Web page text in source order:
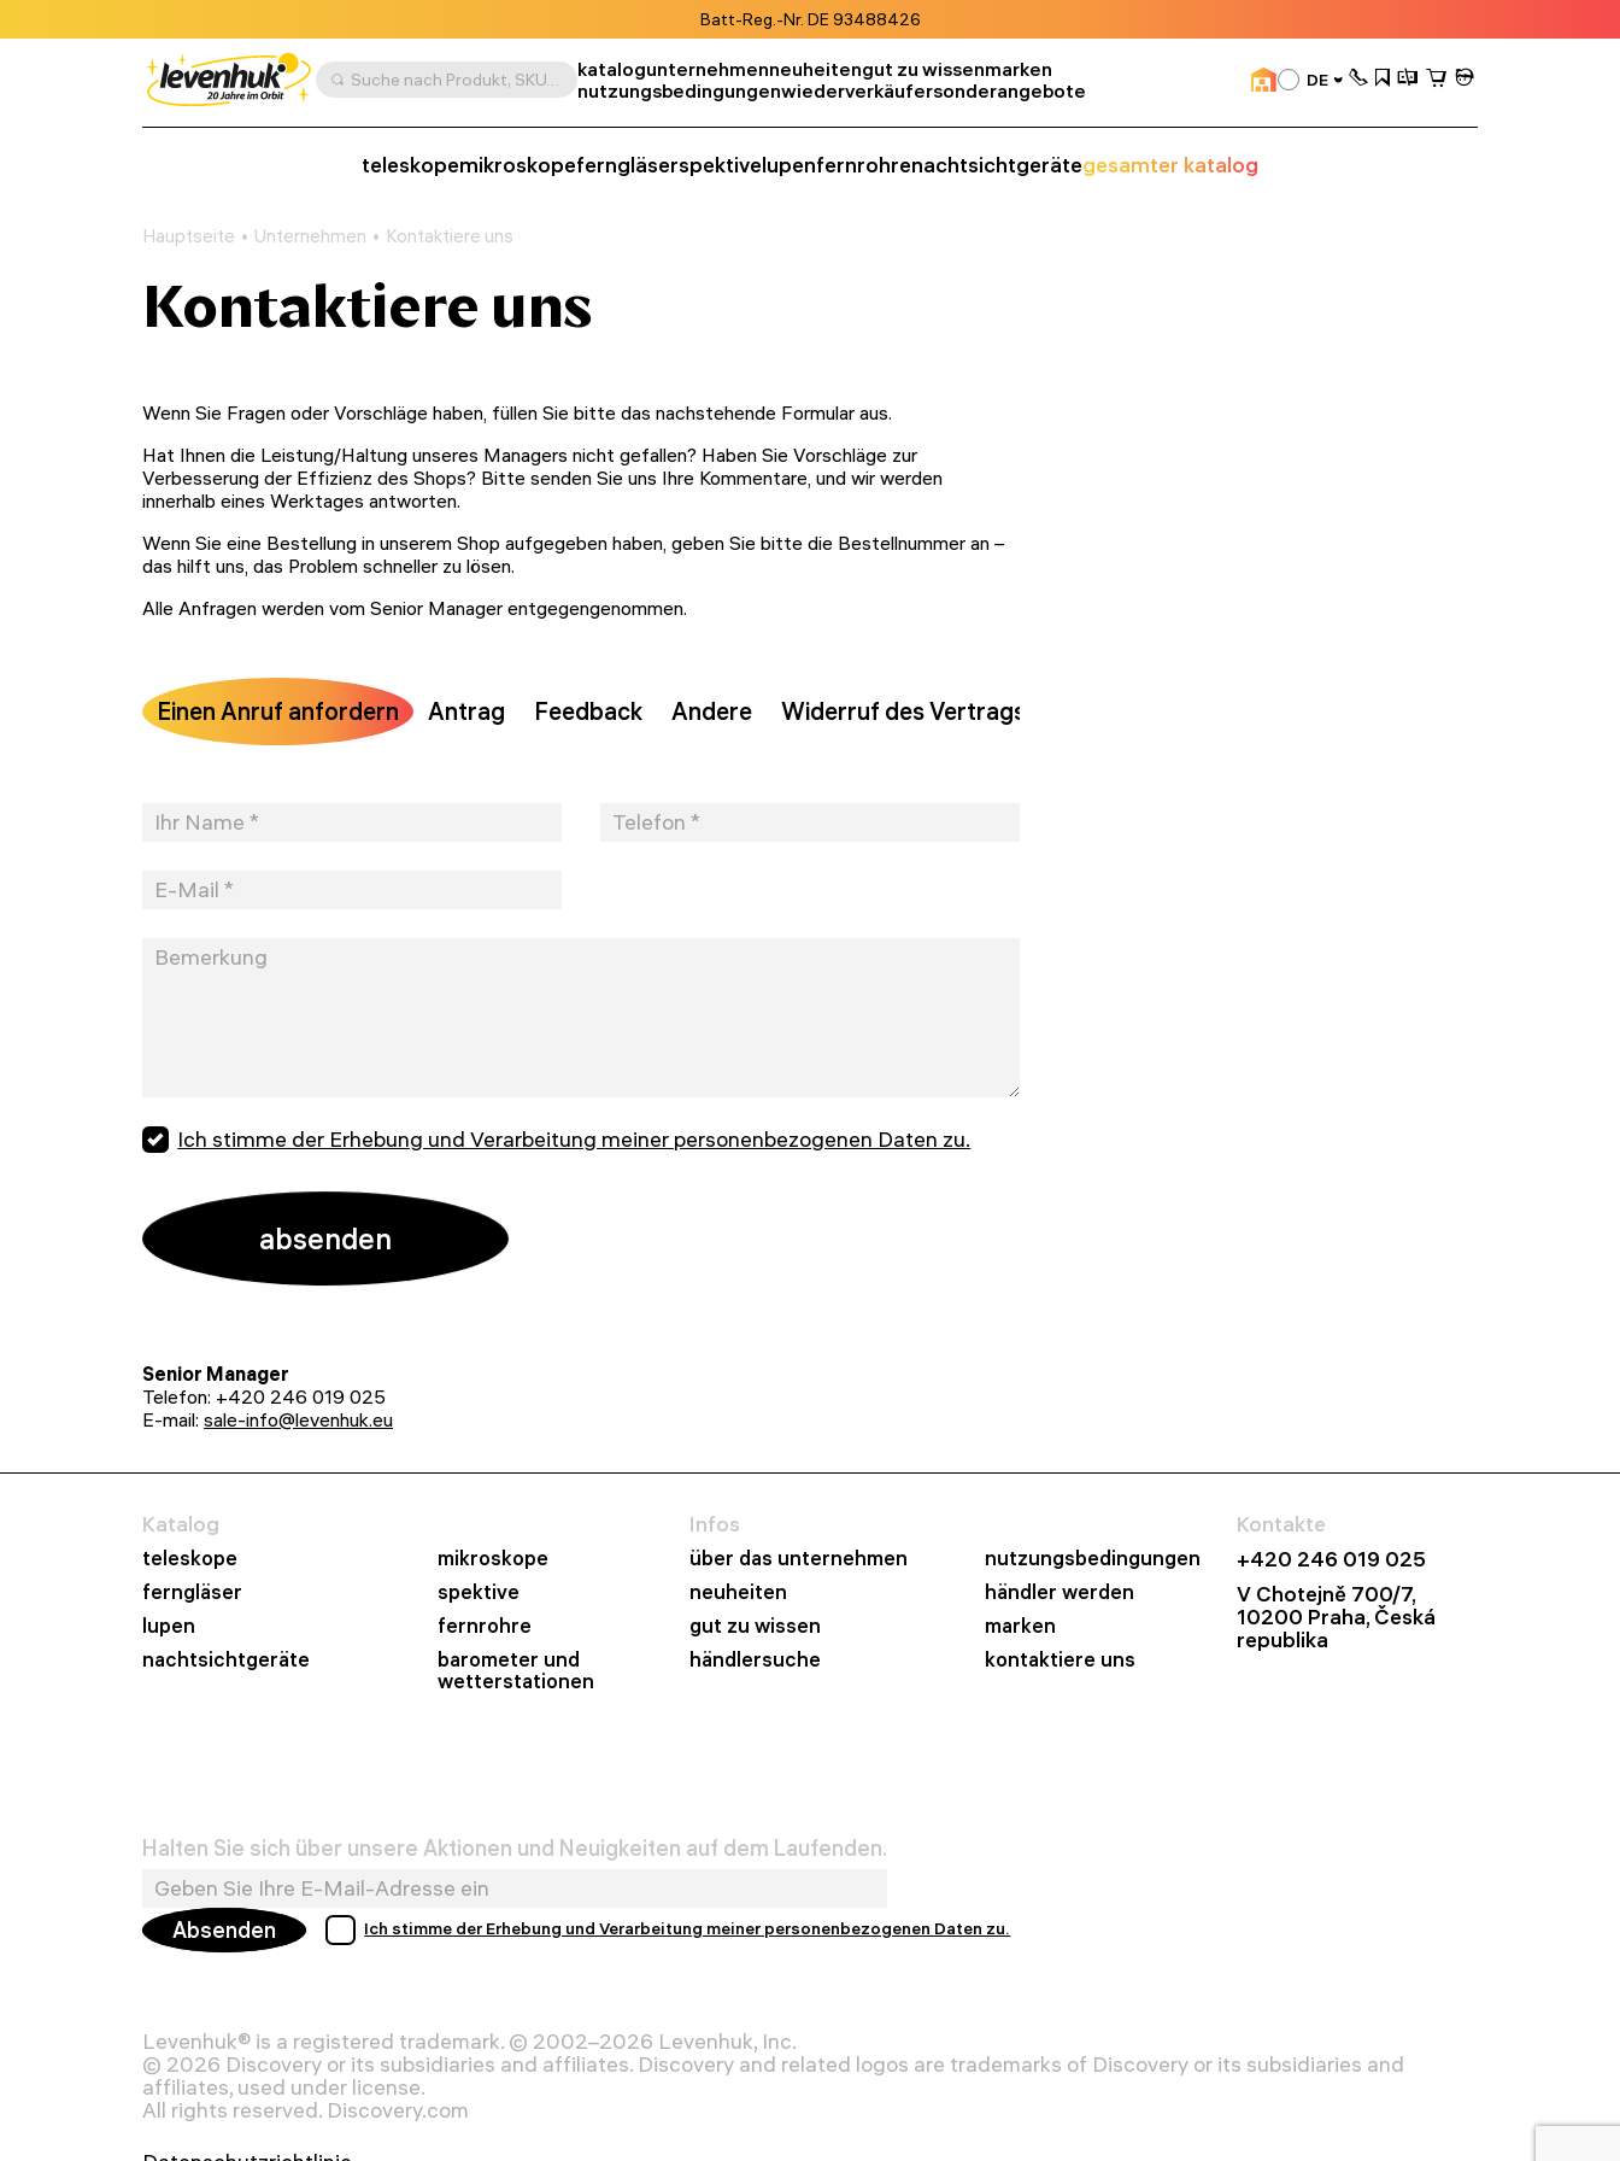
Batt-Reg.-Nr. DE 93488426
Suche nach Produkt, SKU, Kategorie, usw. katalogunternehmenneuheitengut zu wissenmarken
nutzungsbedingungenwiederverkäufersonderangebote DE
teleskopemikroskopeferngläserspektivelupenfernrohrenachtsichtgerätegesamter katalog
Hauptseite Unternehmen Kontaktiere uns
Kontaktiere uns
Wenn Sie Fragen oder Vorschläge haben, füllen Sie bitte das nachstehende Formular aus.
Hat Ihnen die Leistung/Haltung unseres Managers nicht gefallen? Haben Sie Vorschläge zur
Verbesserung der Effizienz des Shops? Bitte senden Sie uns Ihre Kommentare, und wir werden
innerhalb eines Werktages antworten.
Wenn Sie eine Bestellung in unserem Shop aufgegeben haben, geben Sie bitte die Bestellnummer an –
das hilft uns, das Problem schneller zu lösen.
Alle Anfragen werden vom Senior Manager entgegengenommen.
Einen Anruf anfordern Antrag Feedback Andere Widerruf des Vertrags (14 Tage)
Ich stimme der Erhebung und Verarbeitung meiner personenbezogenen Daten zu.
Senior Manager
Telefon: +420 246 019 025
E-mail: sale-info@levenhuk.eu
Katalog
teleskope
mikroskope
ferngläser
spektive
lupen
fernrohre
nachtsichtgeräte
barometer und
wetterstationen
Infos
über das unternehmen
nutzungsbedingungen
neuheiten
händler werden
gut zu wissen
marken
händlersuche
kontaktiere uns
Kontakte
+420 246 019 025
V Chotejně 700/7,
10200 Praha, Česká
republika
Halten Sie sich über unsere Aktionen und Neuigkeiten auf dem Laufenden.
Absenden Ich stimme der Erhebung und Verarbeitung meiner personenbezogenen Daten zu.
Levenhuk® is a registered trademark. © 2002–2026 Levenhuk, Inc.
© 2026 Discovery or its subsidiaries and affiliates. Discovery and related logos are trademarks of Discovery or its subsidiaries and
affiliates, used under license.
All rights reserved. Discovery.com